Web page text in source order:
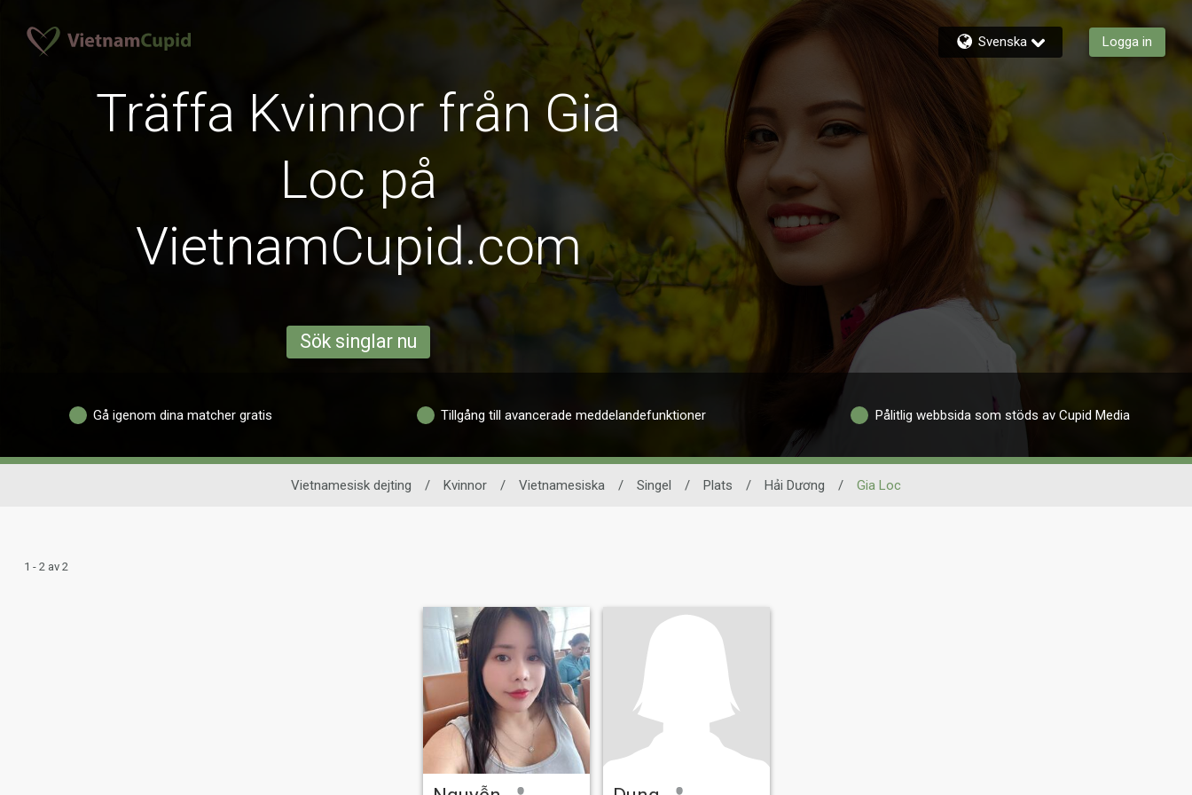
Svenska Logga in
Träffa Kvinnor från Gia
Loc på
VietnamCupid.com
Sök singlar nu
Gå igenom dina matcher gratis Tillgång till avancerade meddelandefunktioner Pålitlig webbsida som stöds av Cupid Media
Vietnamesisk dejting / Kvinnor / Vietnamesiska / Singel / Plats / Hải Dương / Gia Loc
1 - 2 av 2